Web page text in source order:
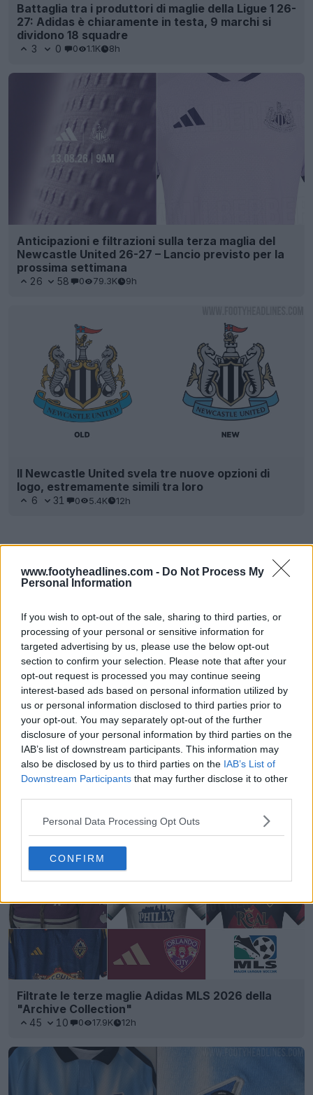
www.footyheadlines.com - Do Not Process My
Personal Information
If you wish to opt-out of the sale, sharing to third parties, or
processing of your personal or sensitive information for
targeted advertising by us, please use the below opt-out
section to confirm your selection. Please note that after your
opt-out request is processed you may continue seeing
interest-based ads based on personal information utilized by
us or personal information disclosed to third parties prior to
your opt-out. You may separately opt-out of the further
disclosure of your personal information by third parties on the
IAB’s list of downstream participants. This information may
also be disclosed by us to third parties on the IAB’s List of
Downstream Participants that may further disclose it to other
Personal Data Processing Opt Outs
CONFIRM
Battaglia tra i produttori di maglie della Ligue 1 26-
27: Adidas è chiaramente in testa, 9 marchi si
dividono 18 squadre
3 0 0 1.1K 8h
Anticipazioni e filtrazioni sulla terza maglia del
Newcastle United 26-27 – Lancio previsto per la
prossima settimana
26 58 0 79.3K 9h
Il Newcastle United svela tre nuove opzioni di
logo, estremamente simili tra loro
6 31 0 5.4K 12h
Filtrate le terze maglie Adidas MLS 2026 della
"Archive Collection"
45 10 0 17.9K 12h